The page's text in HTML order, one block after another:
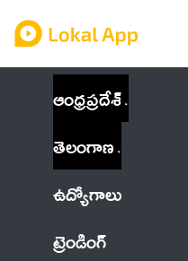
ఆంధ్రప్రదేశ్
తెలంగాణ
ఉద్యోగాలు
ట్రెండింగ్